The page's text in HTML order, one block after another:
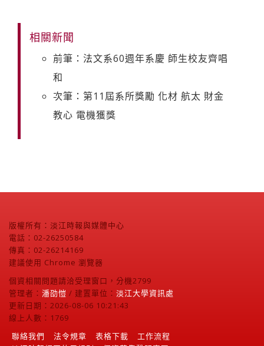
相關新聞
前筆：法文系60週年系慶 師生校友齊唱
和
次筆：第11屆系所獎勵 化材 航太 財金
教心 電機獲獎
版權所有：淡江時報與媒體中心
電話：02-26250584
傳真：02-26214169
建議使用 Chrome 瀏覽器
個資相關問題請洽受理窗口，分機2799
管理者： 潘劭愷 / 建置單位： 淡江大學資訊處
更新日期：2026-08-06 10:21:43
線上人數：1769
聯絡我們
法令規章 表格下載
工作流程